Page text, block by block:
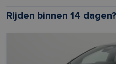
Rijden binnen 14 dagen?